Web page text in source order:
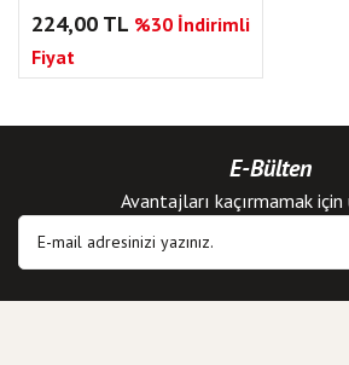
224,00 TL %30 İndirimli
Fiyat
E-Bülten
Avantajları kaçırmamak